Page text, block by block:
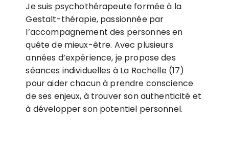
Je suis psychothérapeute formée à la
Gestalt-thérapie, passionnée par
l’accompagnement des personnes en
quête de mieux-être. Avec plusieurs
années d’expérience, je propose des
séances individuelles à La Rochelle (17)
pour aider chacun à prendre conscience
de ses enjeux, à trouver son authenticité et
à développer son potentiel personnel.